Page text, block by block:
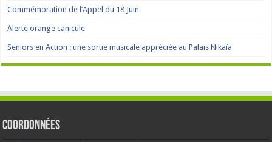
Commémoration de l’Appel du 18 Juin
Alerte orange canicule
Seniors en Action : une sortie musicale appréciée au Palais Nikaïa
Coordonnées